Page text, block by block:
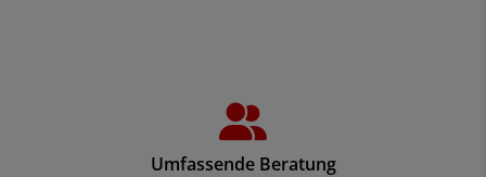
Umfassende Beratung